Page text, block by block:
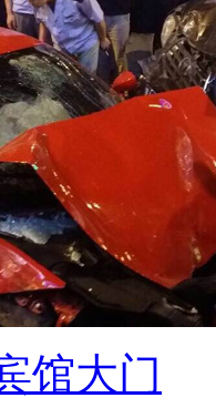
它们的
况
款APP的
扫瞄1秒、
库，
喂食，
馆大门